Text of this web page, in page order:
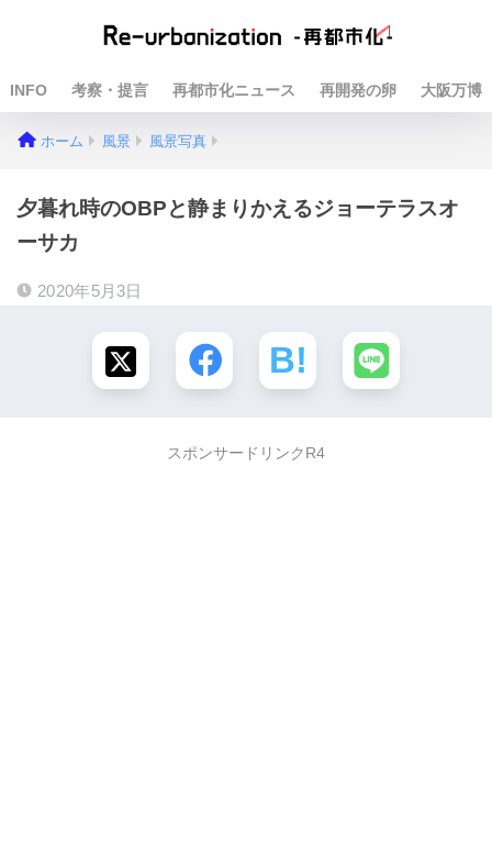
INFO 考察・提言 再都市化ニュース 再開発の卵 大阪万博
ホーム 風景 風景写真
夕暮れ時のOBPと静まりかえるジョーテラスオ
ーサカ
2020年5月3日
スポンサードリンクR4